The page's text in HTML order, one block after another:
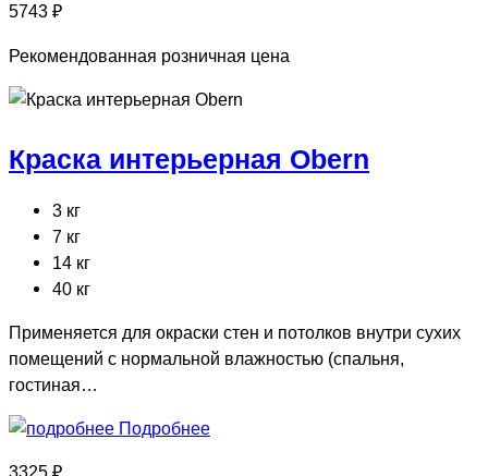
5743 ₽
Рекомендованная розничная цена
Краска интерьерная Obern
3 кг
7 кг
14 кг
40 кг
Применяется для окраски стен и потолков внутри сухих
помещений с нормальной влажностью (спальня,
гостиная…
Подробнее
3325 ₽